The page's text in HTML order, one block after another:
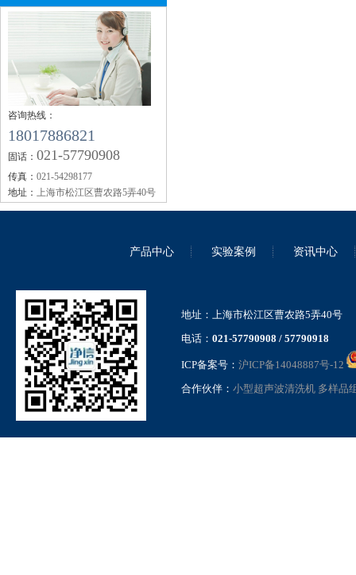
咨询热线：
18017886821
固话： 021-57790908
传真： 021-54298177
地址： 上海市松江区曹农路5弄40号
产品中心 实验案例 资讯中心
地址：上海市松江区曹农路5弄40号
电话： 021-57790908 / 57790918
ICP备案号： 沪ICP备14048887号-12
合作伙伴： 小型超声波清洗机 多样品